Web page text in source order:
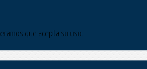
que acepta su uso.